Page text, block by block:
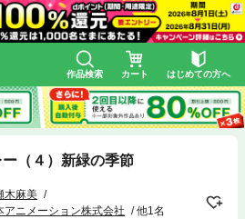
作品検索 カート はじめての方へ
（４）新緑の季節
木麻美
アニメーション株式会社
他1名